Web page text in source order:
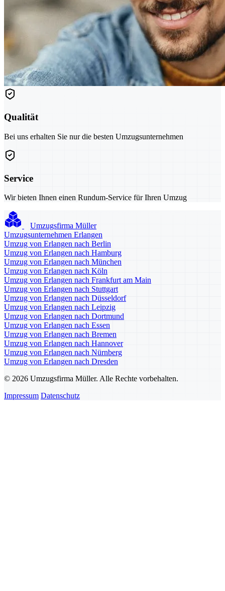
Qualität
Bei uns erhalten Sie nur die besten Umzugsunternehmen
Service
Wir bieten Ihnen einen Rundum-Service für Ihren Umzug
Umzugsfirma Müller
Umzugsunternehmen Erlangen
Umzug von Erlangen nach Berlin
Umzug von Erlangen nach Hamburg
Umzug von Erlangen nach München
Umzug von Erlangen nach Köln
Umzug von Erlangen nach Frankfurt am Main
Umzug von Erlangen nach Stuttgart
Umzug von Erlangen nach Düsseldorf
Umzug von Erlangen nach Leipzig
Umzug von Erlangen nach Dortmund
Umzug von Erlangen nach Essen
Umzug von Erlangen nach Bremen
Umzug von Erlangen nach Hannover
Umzug von Erlangen nach Nürnberg
Umzug von Erlangen nach Dresden
© 2026 Umzugsfirma Müller. Alle Rechte vorbehalten.
Impressum Datenschutz